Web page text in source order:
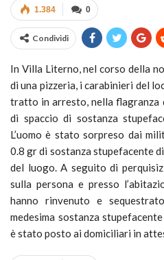
0
1.384
Condividi
In Villa Literno, nel corso della
di una pizzeria, i carabinieri del
tratto in arresto, nella flagranza
di spaccio di sostanza
L’uomo è stato sorpreso dai
0.8 gr di sostanza stupefacente
del luogo. A seguito di
sulla persona e presso
hanno rinvenuto e
medesima sostanza
è stato posto ai domiciliari in